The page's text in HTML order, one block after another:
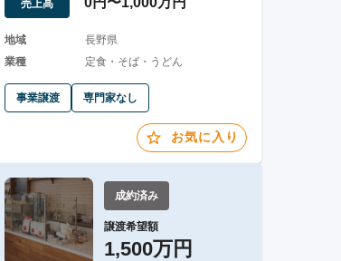
売上高
地域
長野県
業種
定食・そば・うどん
事業譲渡 専門家なし
お気に入り
成約済み
譲渡希望額
1,500万円